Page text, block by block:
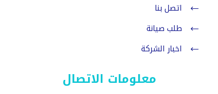
اتصل بنا
طلب صيانة
اخبار الشركة
معلومات الاتصال